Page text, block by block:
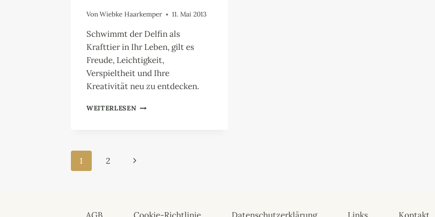
VonWiebke Haarkemper 11. Mai 2013
Schwimmt der Delfin als
Krafttier in Ihr Leben, gilt es
Freude, Leichtigkeit,
Verspieltheit und Ihre
Kreativität neu zu entdecken.
WEITERLESEN DELFIN
Seitennavigation
1 2
Nächste